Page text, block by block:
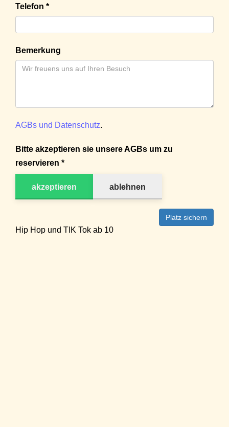
Telefon *
Bemerkung
AGBs und Datenschutz.
Bitte akzeptieren sie unsere AGBs um zu
reservieren *
akzeptieren ablehnen
Platz sichern
Hip Hop und TIK Tok ab 10